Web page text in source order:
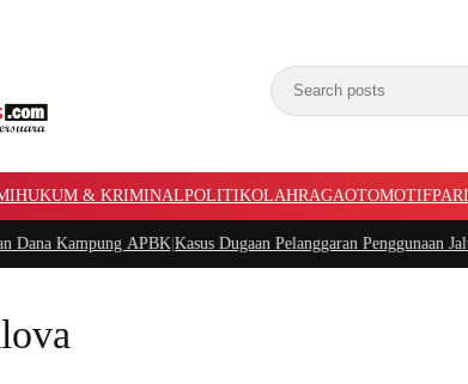
HUKUM & KRIMINALPOLITIKOLAHRAGAOTOMOTIF
APBK|Kasus Dugaan Pelanggaran Penggunaan Jalur